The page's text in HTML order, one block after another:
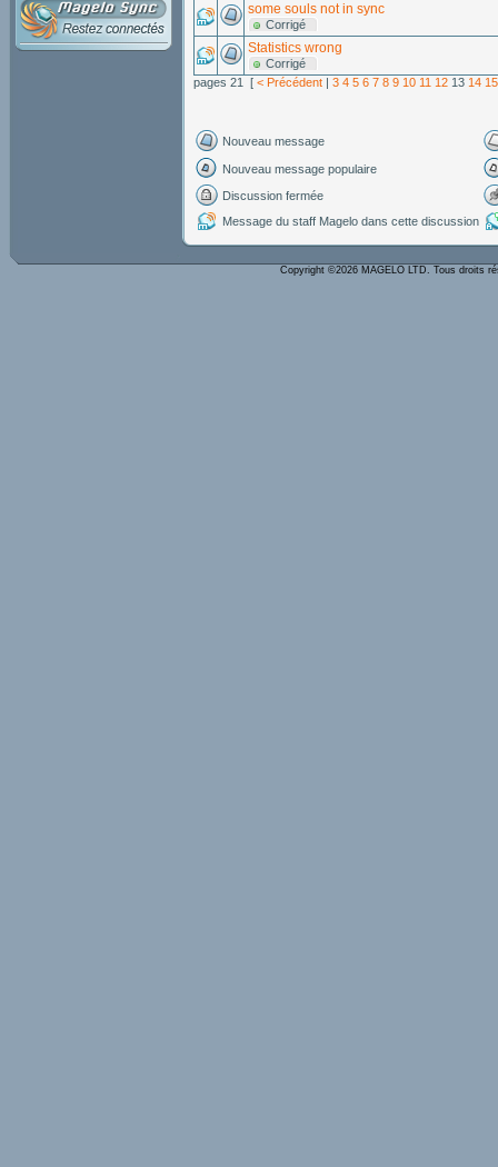
some souls not in sync
Corrigé
Statistics wrong
Corrigé
pages 21 [ < Précédent | 3 4 5 6 7 8 9 10 11 12 13 14 15
Nouveau message
Nouveau message populaire
Discussion fermée
Message du staff Magelo dans cette discussion
Copyright ©2026 MAGELO LTD. Tous droits